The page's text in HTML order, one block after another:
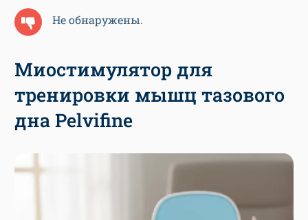
Не обнаружены.
Миостимулятор для
тренировки мышц тазового
дна Pelvifine